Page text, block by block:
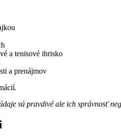
a tenisové ihrisko
a prenájmov
sú pravdivé ale ich správnosť